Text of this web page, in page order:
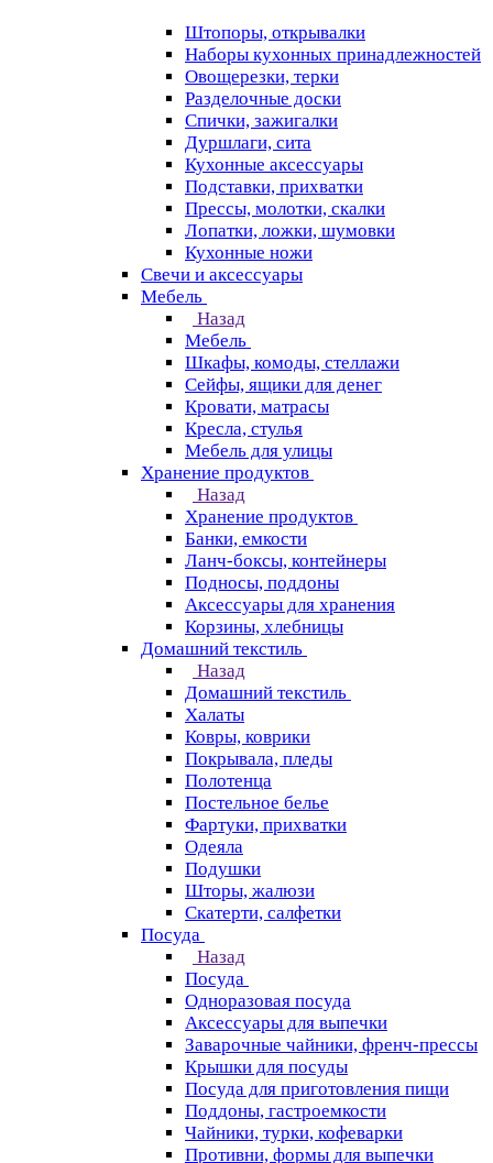
Штопоры, открывалки
Наборы кухонных принадлежностей
Овощерезки, терки
Разделочные доски
Спички, зажигалки
Дуршлаги, сита
Кухонные аксессуары
Подставки, прихватки
Прессы, молотки, скалки
Лопатки, ложки, шумовки
Кухонные ножи
Свечи и аксессуары
Мебель
Назад
Мебель
Шкафы, комоды, стеллажи
Сейфы, ящики для денег
Кровати, матрасы
Кресла, стулья
Мебель для улицы
Хранение продуктов
Назад
Хранение продуктов
Банки, емкости
Ланч-боксы, контейнеры
Подносы, поддоны
Аксессуары для хранения
Корзины, хлебницы
Домашний текстиль
Назад
Домашний текстиль
Халаты
Ковры, коврики
Покрывала, пледы
Полотенца
Постельное белье
Фартуки, прихватки
Одеяла
Подушки
Шторы, жалюзи
Скатерти, салфетки
Посуда
Назад
Посуда
Одноразовая посуда
Аксессуары для выпечки
Заварочные чайники, френч-прессы
Крышки для посуды
Посуда для приготовления пищи
Поддоны, гастроемкости
Чайники, турки, кофеварки
Противни, формы для выпечки